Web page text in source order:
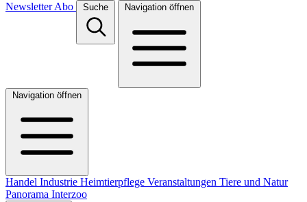
Newsletter Abo Suche Navigation öffnen
Navigation öffnen
Handel Industrie Heimtierpflege Veranstaltungen Tiere und Natur
Panorama Interzoo